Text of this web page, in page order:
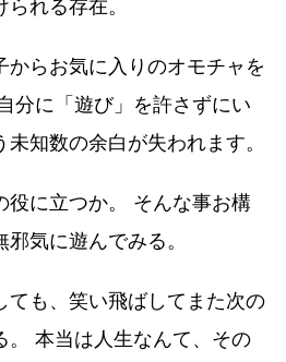
れる存在。
からお気に入りのオモチャを
分に「遊び」を許さずにい
知数の余白が失われます。
役に立つか。 そんな事お構
気に遊んでみる。
ても、笑い飛ばしてまた次の
。 本当は人生なんて、その